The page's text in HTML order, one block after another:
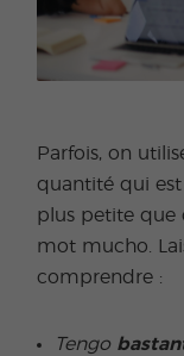
Parfois, on
quantité qui est
plus petite que
mot mucho.
comprendre :
Tengo